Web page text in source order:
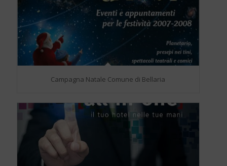
Campagna Natale Comune di Bellaria